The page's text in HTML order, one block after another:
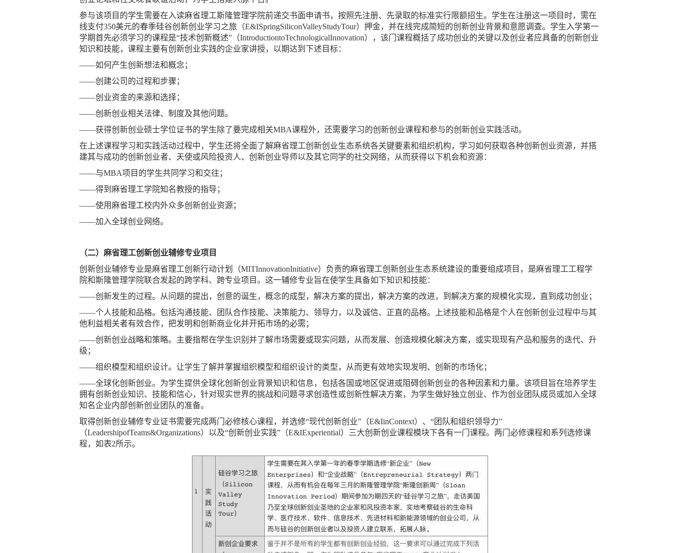
参与该项目的学生需要在入读麻省理工斯隆管理学院前递交书面申请书，按照先注册、先录取的标准实行限额招生。学生在注册这一项目时，需在
线支付350美元的春季硅谷创新创业学习之旅（E&ISpringSiliconValleyStudyTour）押金，并在线完成简短的创新创业背景和意愿调查。学生入学第一
学期首先必须学习的课程是“技术创新概述”（IntroductiontoTechnologicalInnovation），该门课程概括了成功创业的关键以及创业者应具备的创新创业
知识和技能，课程主要有创新创业实践的企业家讲授，以期达到下述目标：
——如何产生创新想法和概念；
——创建公司的过程和步骤；
——创业资金的来源和选择；
——创新创业相关法律、制度及其他问题。
——获得创新创业硕士学位证书的学生除了要完成相关MBA课程外，还需要学习的创新创业课程和参与的创新创业实践活动。
在上述课程学习和实践活动过程中，学生还将全面了解麻省理工创新创业生态系统各关键要素和组织机构，学习如何获取各种创新创业资源，并搭
建其与成功的创新创业者、天使或风险投资人、创新创业导师以及其它同学的社交网络，从而获得以下机会和资源：
——与MBA项目的学生共同学习和交往；
——得到麻省理工学院知名教授的指导；
——使用麻省理工校内外众多创新创业资源；
——加入全球创业网络。
（二）麻省理工创新创业辅修专业项目
创新创业辅修专业是麻省理工创新行动计划（MITInnovationInitiative）负责的麻省理工创新创业生态系统建设的重要组成项目，是麻省理工工程学
院和斯隆管理学院联合发起的跨学科、跨专业项目。这一辅修专业旨在使学生具备如下知识和技能：
——创新发生的过程。从问题的提出，创意的诞生，概念的成型，解决方案的提出，解决方案的改进，到解决方案的规模化实现，直到成功创业；
——个人技能和品格。包括沟通技能、团队合作技能、决策能力、领导力，以及诚信、正直的品格。上述技能和品格是个人在创新创业过程中与其
他利益相关者有效合作，把发明和创新商业化并开拓市场的必需；
——创新创业战略和策略。主要指帮在学生识别并了解市场需要或现实问题，从而发展、创造规模化解决方案，或实现现有产品和服务的迭代、升
级；
——组织模型和组织设计。让学生了解并掌握组织模型和组织设计的类型，从而更有效地实现发明、创新的市场化；
——全球化创新创业。为学生提供全球化创新创业背景知识和信息，包括各国或地区促进或阻碍创新创业的各种因素和力量。该项目旨在培养学生
拥有创新创业知识、技能和信心，针对现实世界的挑战和问题寻求创造性或创新性解决方案，为学生做好独立创业、作为创业团队成员或加入全球
知名企业内部创新创业团队的准备。
取得创新创业辅修专业证书需要完成两门必修核心课程，并选修“现代创新创业”（E&IinContext）、“团队和组织领导力”
（LeadershipofTeams&Organizations）以及“创新创业实践”（E&IExperiential）三大创新创业课程模块下各有一门课程。两门必修课程和系列选修课
程，如表2所示。